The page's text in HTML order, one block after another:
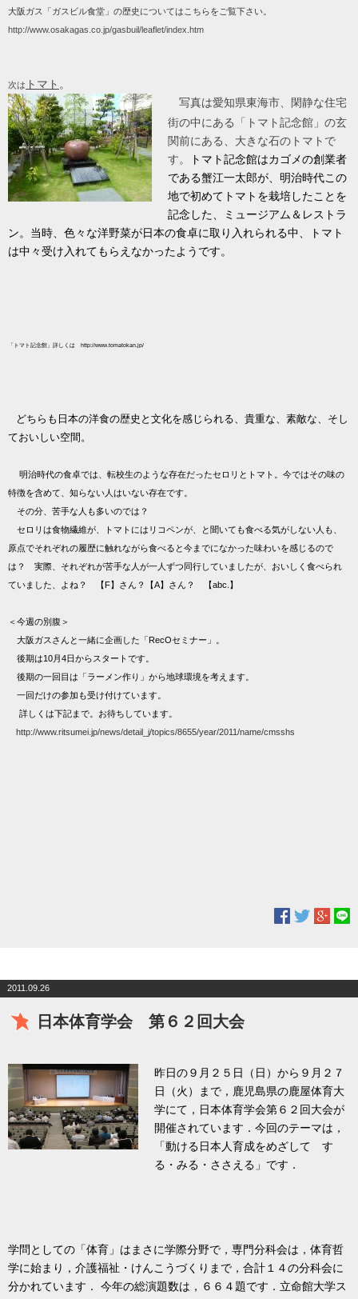
大阪ガス「ガスビル食堂」の歴史についてはこちらをご覧下さい。
http://www.osakagas.co.jp/gasbuil/leaflet/index.htm
次は トマト 。
写真は愛知県東海市、閑静な住宅
街の中にある「トマト記念館」の玄
関前にある、大きな石のトマトで
す。
トマト記念館はカゴメの創業者
である蟹江一太郎が、明治時代この
地で初めてトマトを栽培したことを
記念した、ミュージアム＆レストラ
ン。 当時、色々な洋野菜が日本の食卓に取り入れられる中、トマト
は中々受け入れてもらえなかったようです。
「トマト記念館」詳しくは http://www.tomatokan.jp/
どちらも日本の洋食の歴史と文化を感じられる、貴重な、素敵な、そし
ておいしい空間。
明治時代の食卓では、転校生のような存在だったセロリとトマト。今ではその味の
特徴を含めて、知らない人はいない存在です。
その分、苦手な人も多いのでは？
セロリは食物繊維が、トマトにはリコペンが、と聞いても食べる気がしない人も、
原点でそれぞれの履歴に触れながら食べると今までになかった味わいを感じるので
は？ 実際、それぞれが苦手な人が一人ずつ同行していましたが、おいしく食べられ
ていました、よね？ 【F】さん？【A】さん？ 【abc.】
＜今週の別腹＞
大阪ガスさんと一緒に企画した「RecOセミナー」。
後期は10月4日からスタートです。
後期の一回目は「ラーメン作り」から地球環境を考えます。
一回だけの参加も受け付けています。
詳しくは下記まで。お待ちしています。
http://www.ritsumei.jp/news/detail_j/topics/8655/year/2011/name/cmsshs
2011.09.26
日本体育学会 第６２回大会
昨日の９月２５日（日）から９月２７
日（火）まで，鹿児島県の鹿屋体育大
学にて，日本体育学会第６２回大会が
開催されています．今回のテーマは，
「動ける日本人育成をめざして す
る・みる・ささえる」です．
学問としての「体育」はまさに学際分野で，専門分科会は，体育哲
学に始まり，介護福祉・けんこうづくりまで，合計１４の分科会に
分かれています．
今年の総演題数は，６６４題です．立命館大学ス